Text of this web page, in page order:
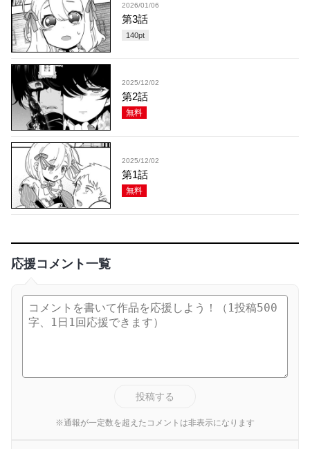
2026/01/06
第3話
140pt
2025/12/02
第2話
無料
2025/12/02
第1話
無料
応援コメント一覧
投稿する
※通報が一定数を超えたコメントは非表示になります